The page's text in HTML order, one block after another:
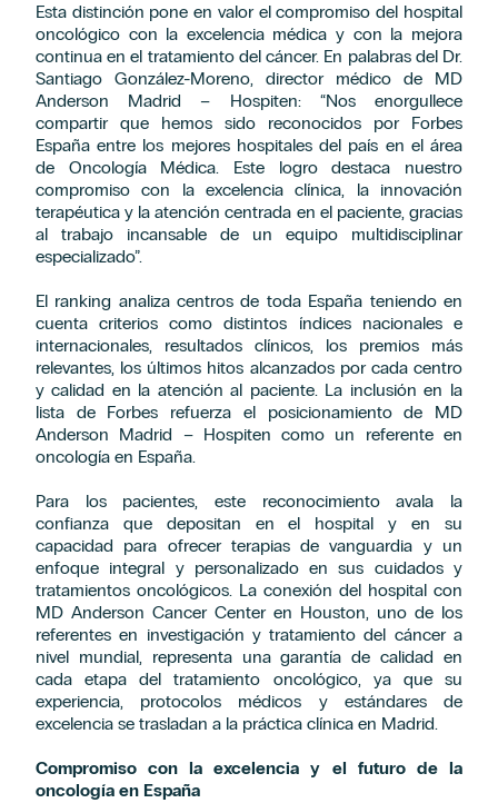
Esta distinción pone en valor el compromiso del hospital
oncológico con la excelencia médica y con la mejora
continua en el tratamiento del cáncer. En palabras del Dr.
Santiago González-Moreno, director médico de MD
Anderson Madrid – Hospiten: “Nos enorgullece
compartir que hemos sido reconocidos por Forbes
España entre los mejores hospitales del país en el área
de Oncología Médica. Este logro destaca nuestro
compromiso con la excelencia clínica, la innovación
terapéutica y la atención centrada en el paciente, gracias
al trabajo incansable de un equipo multidisciplinar
especializado”.
El ranking analiza centros de toda España teniendo en
cuenta criterios como distintos índices nacionales e
internacionales, resultados clínicos, los premios más
relevantes, los últimos hitos alcanzados por cada centro
y calidad en la atención al paciente. La inclusión en la
lista de Forbes refuerza el posicionamiento de MD
Anderson Madrid – Hospiten como un referente en
oncología en España.
Para los pacientes, este reconocimiento avala la
confianza que depositan en el hospital y en su
capacidad para ofrecer terapias de vanguardia y un
enfoque integral y personalizado en sus cuidados y
tratamientos oncológicos. La conexión del hospital con
MD Anderson Cancer Center en Houston, uno de los
referentes en investigación y tratamiento del cáncer a
nivel mundial, representa una garantía de calidad en
cada etapa del tratamiento oncológico, ya que su
experiencia, protocolos médicos y estándares de
excelencia se trasladan a la práctica clínica en Madrid.
Compromiso con la excelencia y el futuro de la
oncología en España